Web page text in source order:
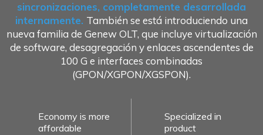
sincronizaciones, completamente desarrollada
internamente. También se está introduciendo una
nueva familia de Genew OLT, que incluye virtualización
de software, desagregación y enlaces ascendentes de
100 G e interfaces combinadas
(GPON/XGPON/XGSPON).
Economy is more
affordable
Specialized in
product